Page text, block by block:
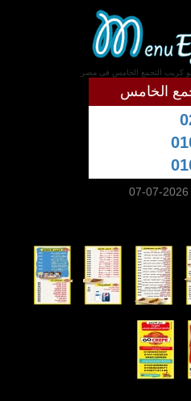
كريب التجمع الخامس فى مصر
الخامس